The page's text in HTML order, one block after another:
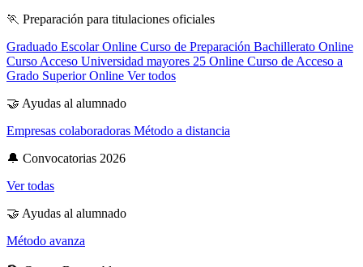
🏃 Preparación para titulaciones oficiales
Graduado Escolar Online Curso de Preparación Bachillerato Online
Curso Acceso Universidad mayores 25 Online Curso de Acceso a
Grado Superior Online Ver todos
🤝 Ayudas al alumnado
Empresas colaboradoras Método a distancia
🔔 Convocatorias 2026
Ver todas
🤝 Ayudas al alumnado
Método avanza